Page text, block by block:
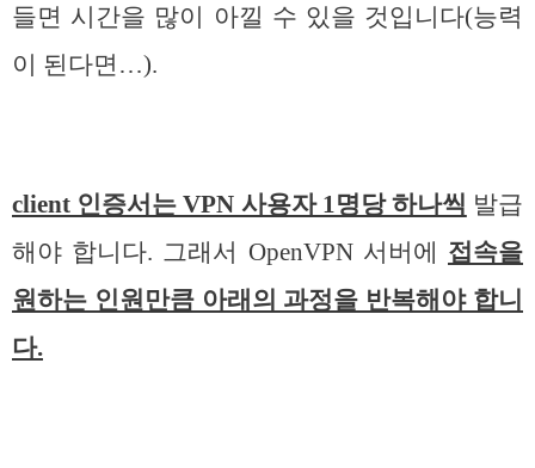
들면 시간을 많이 아낄 수 있을 것입니다(능력
이 된다면…).
client 인증서는 VPN 사용자 1명당 하나씩 발급
해야 합니다. 그래서 OpenVPN 서버에 접속을
원하는 인원만큼 아래의 과정을 반복해야 합니
다.